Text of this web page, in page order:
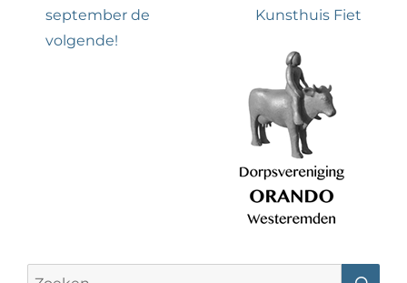
september de
volgende!
Kunsthuis Fiet